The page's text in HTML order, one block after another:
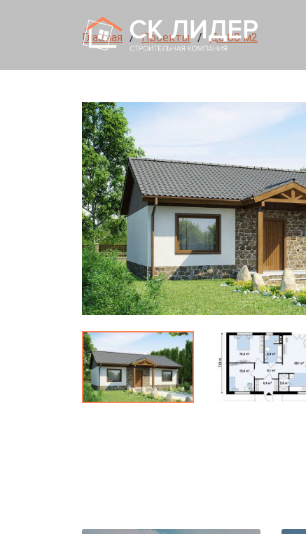
Главная Проекты До 80 м2